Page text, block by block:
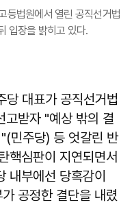
등법원에서 열린 공직선거법
입장을 밝히고 있다.
대표가 공직선거법
고받자 "예상 밖의 결
민주당) 등 엇갈린 반
핵심판이 지연되면서
내부에선 당혹감이
공정한 결단을 내렸